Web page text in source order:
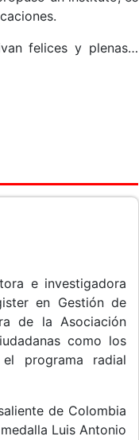
felices y plenas…
e investigadora
en Gestión de
de la Asociación
como los
el programa radial
de Colombia
Luis Antonio